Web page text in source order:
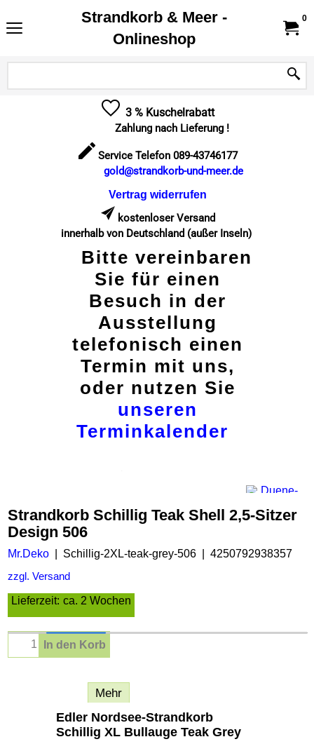
Strandkorb & Meer -
Onlineshop
0
3 % Kuschelrabatt
Zahlung nach Lieferung !
Service Telefon 089-43746177
gold@strandkorb-und-meer.de
Vertrag widerrufen
kostenloser Versand
innerhalb von Deutschland (außer Inseln)
Bitte vereinbaren
Sie für einen
Besuch in der
Ausstellung
telefonisch einen
Termin mit uns,
oder nutzen Sie
unseren
Terminkalender
Strandkorb Schillig Teak Shell 2,5-Sitzer
Design 506
Mr.Deko Schillig-2XL-teak-grey-506 4250792938357
zzgl. Versand
Lieferzeit: ca. 2 Wochen
In den Korb
Mehr
Edler Nordsee-Strandkorb
Schillig XL Bullauge Teak Grey